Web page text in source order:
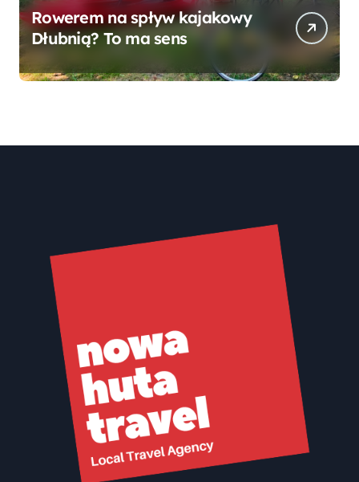
Rowerem na spływ kajakowy
Dłubnią? To ma sens